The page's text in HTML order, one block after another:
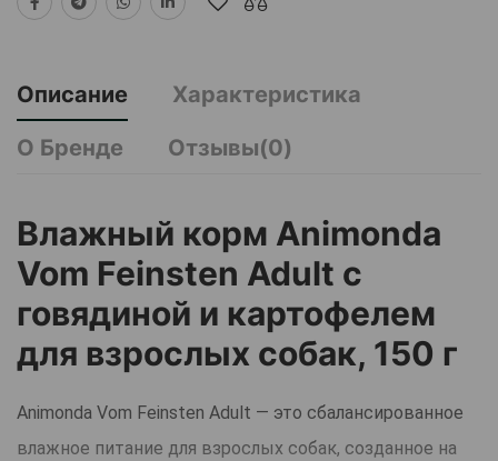
Описание
Характеристика
О Бренде
Отзывы(0)
Влажный корм Animonda
Vom Feinsten Adult с
говядиной и картофелем
для взрослых собак, 150 г
Animonda Vom Feinsten Adult — это сбалансированное
влажное питание для взрослых собак, созданное на